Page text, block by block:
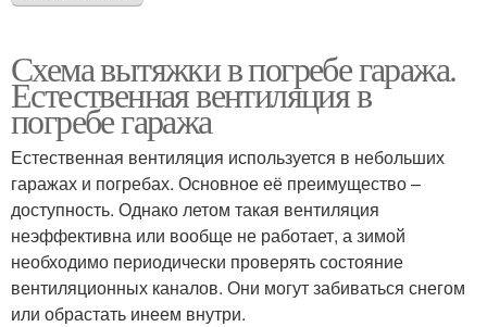
Схема вытяжки в погребе гаража.
Естественная вентиляция в
погребе гаража
Естественная вентиляция используется в небольших
гаражах и погребах. Основное её преимущество –
доступность. Однако летом такая вентиляция
неэффективна или вообще не работает, а зимой
необходимо периодически проверять состояние
вентиляционных каналов. Они могут забиваться снегом
или обрастать инеем внутри.